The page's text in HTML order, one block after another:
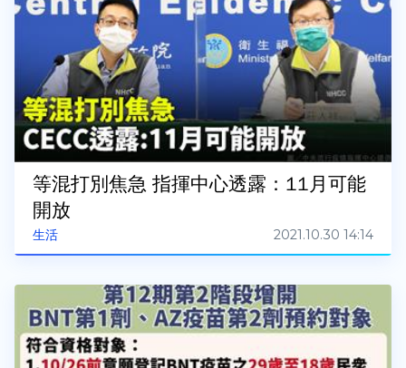
生活
等混打別焦急 指揮中心透露：11月可能
開放
2021.10.30 14:14